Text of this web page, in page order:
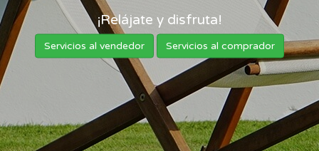
¡Relájate y disfruta!
Servicios al vendedor Servicios al comprador